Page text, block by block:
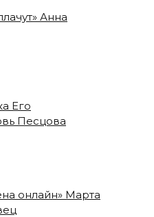
Анна
Его
Песцова
онлайн» Марта